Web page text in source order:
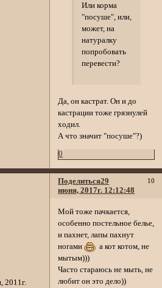
Или корма
"посуше", или,
может, на
натуралку
попробовать
перевести?
Да, он кастрат. Он и до
кастрации тоже грязнулей
ходил.
А что значит "посуше"?)
0
Поделиться 10
29
июня, 2017г. 12:12:48
2011г.
Мой тоже пачкается,
особенно постельное белье,
и пахнет, лапы пахнут
ногами
а кот котом, не
мытым)))
Часто стараюсь не мыть, не
любит он это дело))